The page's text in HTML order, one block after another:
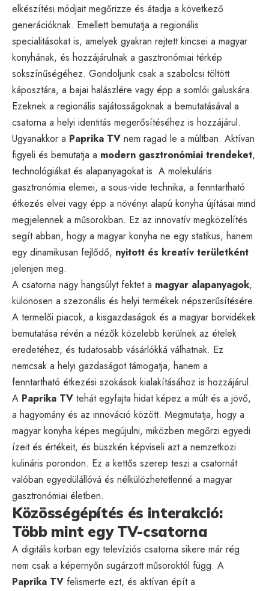
elkészítési módjait megőrizze és átadja a következő
generációknak. Emellett bemutatja a regionális
specialitásokat is, amelyek gyakran rejtett kincsei a magyar
konyhának, és hozzájárulnak a gasztronómiai térkép
sokszínűségéhez. Gondoljunk csak a szabolcsi töltött
káposztára, a bajai halászlére vagy épp a somlói galuskára.
Ezeknek a regionális sajátosságoknak a bemutatásával a
csatorna a helyi identitás megerősítéséhez is hozzájárul.
Ugyanakkor a Paprika TV nem ragad le a múltban. Aktívan
figyeli és bemutatja a modern gasztronómiai trendeket,
technológiákat és alapanyagokat is. A molekuláris
gasztronómia elemei, a sous-vide technika, a fenntartható
étkezés elvei vagy épp a növényi alapú konyha újításai mind
megjelennek a műsorokban. Ez az innovatív megközelítés
segít abban, hogy a magyar konyha ne egy statikus, hanem
egy dinamikusan fejlődő, nyitott és kreatív területként
jelenjen meg.
A csatorna nagy hangsúlyt fektet a magyar alapanyagok,
különösen a szezonális és helyi termékek népszerűsítésére.
A termelői piacok, a kisgazdaságok és a magyar borvidékek
bemutatása révén a nézők közelebb kerülnek az ételek
eredetéhez, és tudatosabb vásárlókká válhatnak. Ez
nemcsak a helyi gazdaságot támogatja, hanem a
fenntartható étkezési szokások kialakításához is hozzájárul.
A Paprika TV tehát egyfajta hidat képez a múlt és a jövő,
a hagyomány és az innováció között. Megmutatja, hogy a
magyar konyha képes megújulni, miközben megőrzi egyedi
ízeit és értékeit, és büszkén képviseli azt a nemzetközi
kulináris porondon. Ez a kettős szerep teszi a csatornát
valóban egyedülállóvá és nélkülözhetetlenné a magyar
gasztronómiai életben.
Közösségépítés és interakció:
Több mint egy TV-csatorna
A digitális korban egy televíziós csatorna sikere már rég
nem csak a képernyőn sugárzott műsoroktól függ. A
Paprika TV felismerte ezt, és aktívan épít a